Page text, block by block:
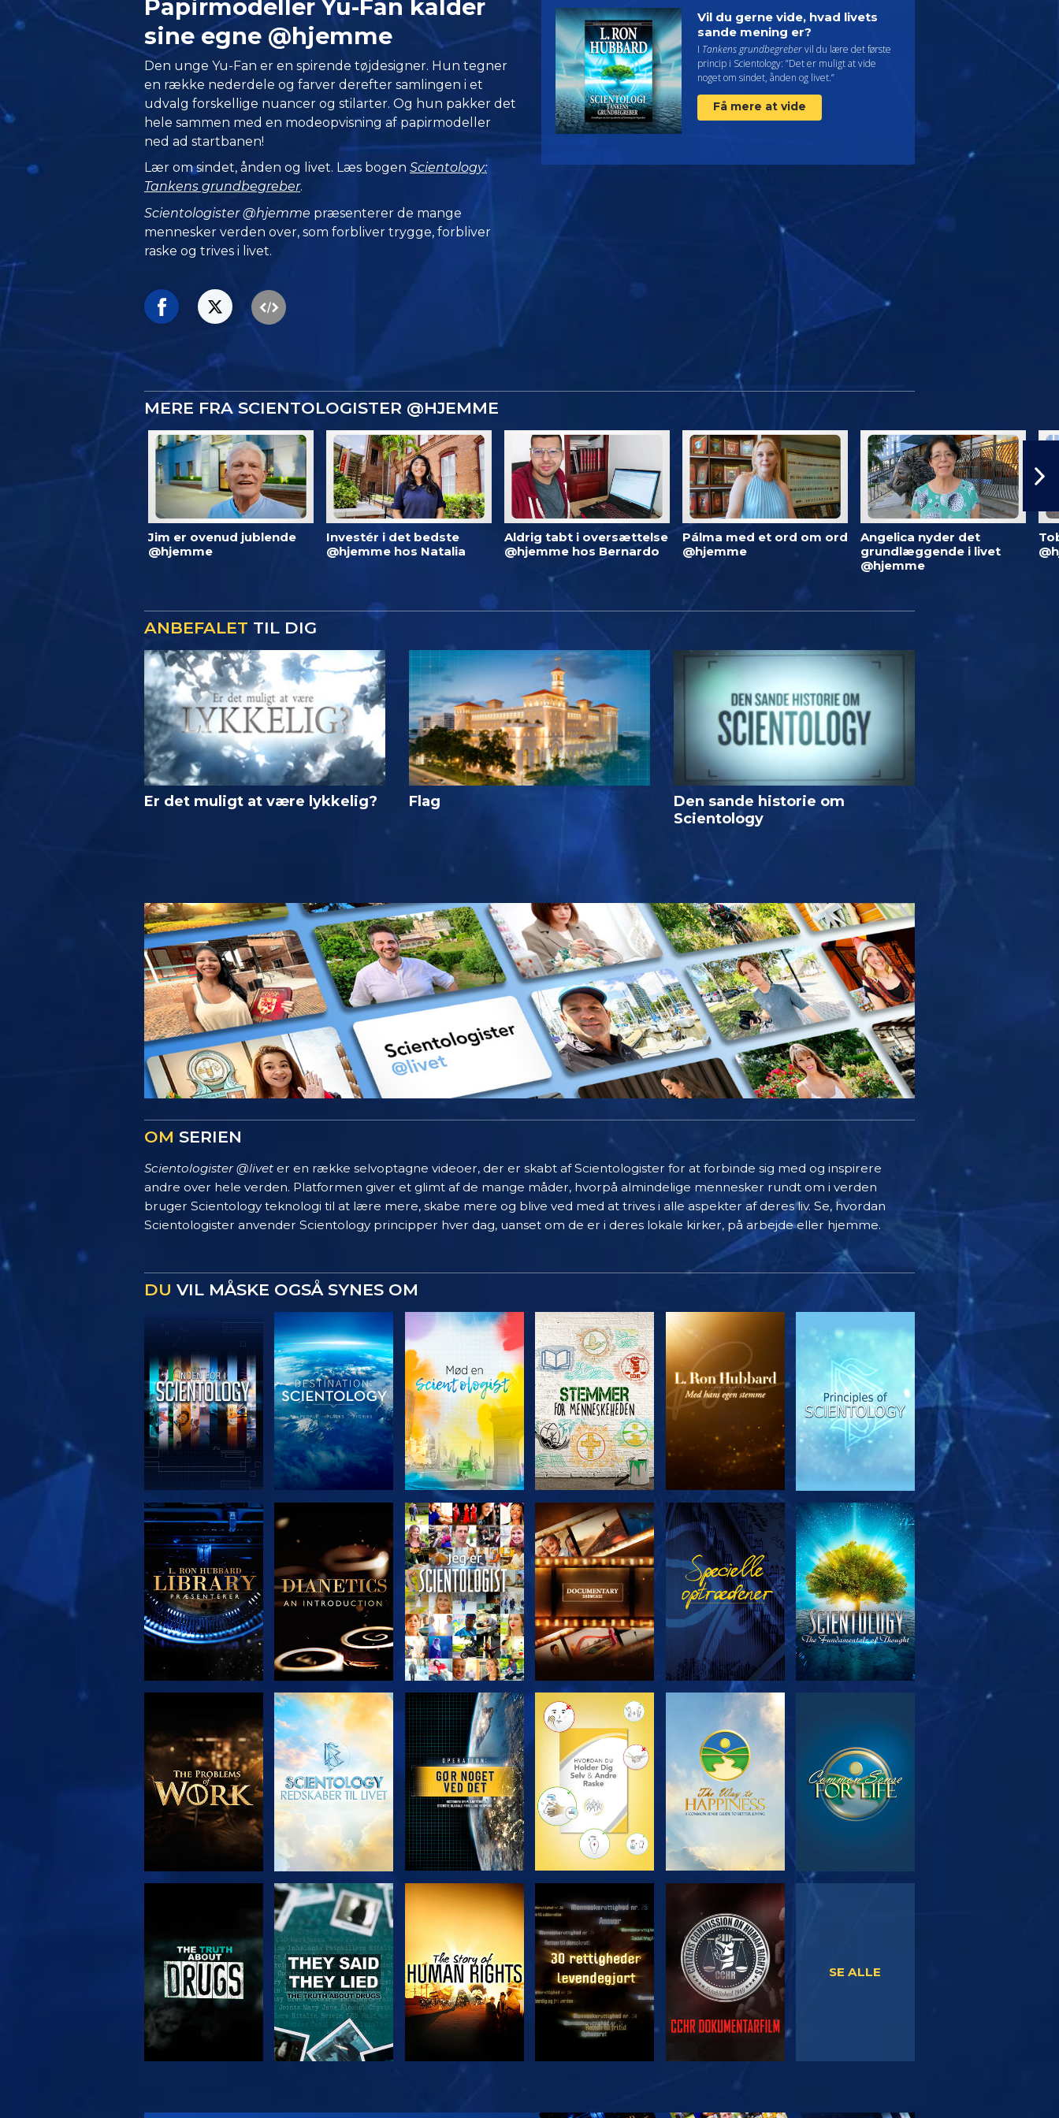
Papirmodeller Yu-Fan kalder
sine egne @hjemme
Den unge Yu-Fan er en spirende tøjdesigner. Hun tegner
en række nederdele og farver derefter samlingen i et
udvalg forskellige nuancer og stilarter. Og hun pakker det
hele sammen med en modeopvisning af papirmodeller
ned ad startbanen!
Lær om sindet, ånden og livet. Læs bogenScientology:
Tankens grundbegreber.
Scientologister @hjemme præsenterer de mange
mennesker verden over, som forbliver trygge, forbliver
raske og trives i livet.
Vil du gerne vide, hvad livets
sande mening er?
I Tankens grundbegrebervil du lære det første
princip i Scientology: ”Det er muligt at vide
noget om sindet, ånden og livet.”
Få mere at vide
MERE FRA SCIENTOLOGISTER @HJEMME
Jim er ovenud jublende
@hjemme
Investér i det bedste
@hjemme hos Natalia
Aldrig tabt i oversættelse
@hjemme hos Bernardo
Pálma med et ord om ord
@hjemme
Angelica nyder det
grundlæggende i livet
@hjemme
ANBEFALET TIL DIG
Er det muligt at være lykkelig? Flag
Den sande historie om
Scientology
OM SERIEN
Scientologister @livet er en række selvoptagne videoer, der er skabt af Scientologister for at forbinde sig med og inspirere
andre over hele verden. Platformen giver et glimt af de mange måder, hvorpå almindelige mennesker rundt om i verden
bruger Scientology teknologi til at lære mere, skabe mere og blive ved med at trives i alle aspekter af deres liv. Se, hvordan
Scientologister anvender Scientology principper hver dag, uanset om de er i deres lokale kirker, på arbejde eller hjemme.
DU VIL MÅSKE OGSÅ SYNES OM
UDFORSK SERIEN UDFORSK SERIEN UDFORSK SERIEN UDFORSK SERIEN UDFORSK SERIEN SE
UDFORSK SERIEN SE UDFORSK SERIEN UDFORSK SERIEN UDFORSK SERIEN
SE SE SE
SE ALLE